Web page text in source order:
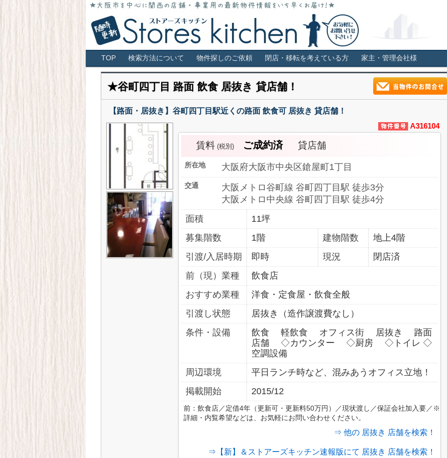
大阪 貸店舗 居抜き物件 スケルトン 飲食可店舗はス
大阪市全域・キタ・ミナミ・アメ村・福島・堀江・新町などの貸店舗情報サイト。居抜き・スケルトン・ロ
店！
メインメニュー
TOP 検索方法について 物件探しのご依頼 閉店・移転を考えている方 家主・管理会社様
★谷町四丁目 路面 飲食 居抜き 貸店舗！
【路面・居抜き】谷町四丁目駅近くの路面 飲食可 居抜き 貸店舗！
A316104
賃料(税別) ご成約済 貸店舗
所在地 大阪府大阪市中央区鎗屋町1丁目
交通
大阪メトロ谷町線 谷町四丁目駅 徒歩3分
大阪メトロ中央線 谷町四丁目駅 徒歩4分
面積
11坪
募集階数
1階 建物階数
地上4階
引渡/入居時期
即時 現況
閉店済
前（現）業種
飲食店
おすすめ業種
洋食・定食屋・飲食全般
引渡し状態
居抜き（造作譲渡費なし）
条件・設備
飲食 軽飲食 オフィス街 居抜き 路面
店舗 ◇カウンター ◇厨房 ◇トイレ ◇
空調設備
周辺環境
平日ランチ時など、混みあうオフィス立地！
掲載開始
2015/12
前：飲食店／定借4年（更新可・更新料50万円）／現状渡し／保証会社加入要／※
詳細・内覧希望などは、お気軽にお問い合わせください。
⇒ 他の 居抜き 店舗を検索！
⇒【新】＆ストアーズキッチン速報版にて 居抜き 店舗を検索！